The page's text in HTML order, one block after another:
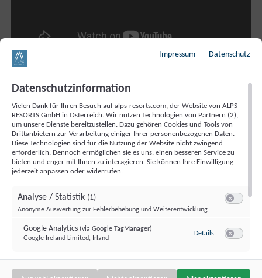
Impressum Datenschutz
Datenschutzinformation
Vielen Dank für Ihren Besuch auf alps-resorts.com, der Website von ALPS
RESORTS GmbH in Österreich. Wir nutzen Technologien von Partnern (2),
um unsere Dienste bereitzustellen. Dazu gehören Cookies und Tools von
Drittanbietern zur Verarbeitung einiger Ihrer personenbezogenen Daten.
Diese Technologien sind für die Nutzung der Website nicht zwingend
erforderlich. Dennoch ermöglichen sie es uns, einen besseren Service zu
bieten und enger mit Ihnen zu interagieren. Sie können Ihre Einwilligung
jederzeit anpassen oder widerrufen.
Analyse / Statistik (1)
Anonyme Auswertung zur Fehlerbehebung und Weiterentwicklung
Google Analytics (via Google TagManager)
Google Ireland Limited, Irland
Details zu Google
#3 Schladming Dachstein Sommercard
für Familien: Hopsiland
ImHopsiland auf der Planaimacht Wandern besonders
viel Spaß. Die Bergfahrt mit der Planai Seilbahn ist mit
derSchladming Dachstein Sommercardkostenlos. Auf
Planai Seilbahn kommt man an Schaukeln,
Klettergerüsten, Rutschen und einer Wasserwelt vorbei.
Bei Klein und Groß immer ein Hit: die Kugelbahnen und
Goldwaschen im Rabbit Creek. In den Sommerferien
findet ein Kinderprogramm mit Basteln, Malen oder